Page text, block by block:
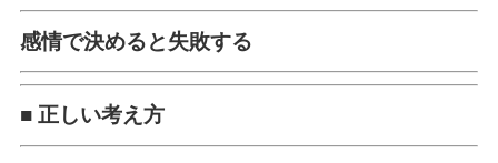
感情で決めると失敗する
■ 正しい考え方